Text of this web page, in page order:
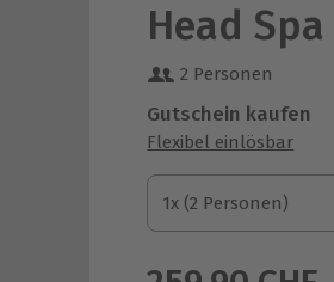
Head
2 Personen
Gutschein kaufen
Flexibel einlösbar
1x (2 Personen)
1x (2 Personen)
1x (2 Personen)